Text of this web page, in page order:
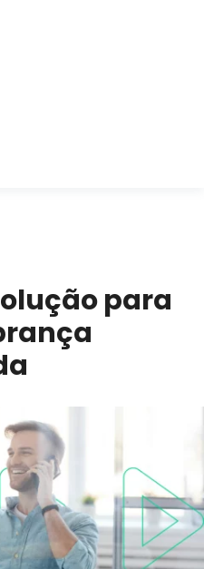
para